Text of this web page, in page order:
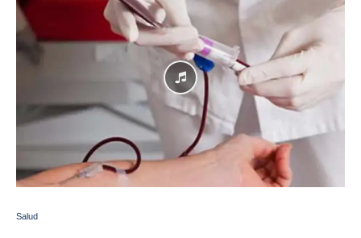
Salud